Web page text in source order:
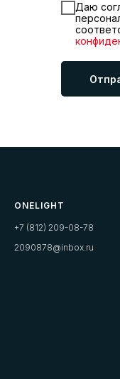
Даю
ONELIGHT
+7 (812) 209-08-78
2090878@inbox.ru